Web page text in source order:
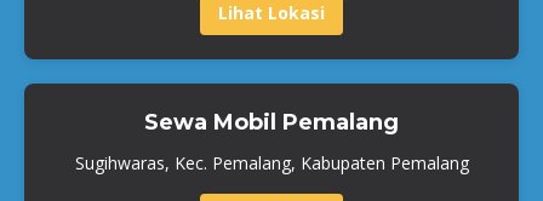
Lihat Lokasi
Sewa Mobil Pemalang
Sugihwaras, Kec. Pemalang, Kabupaten Pemalang